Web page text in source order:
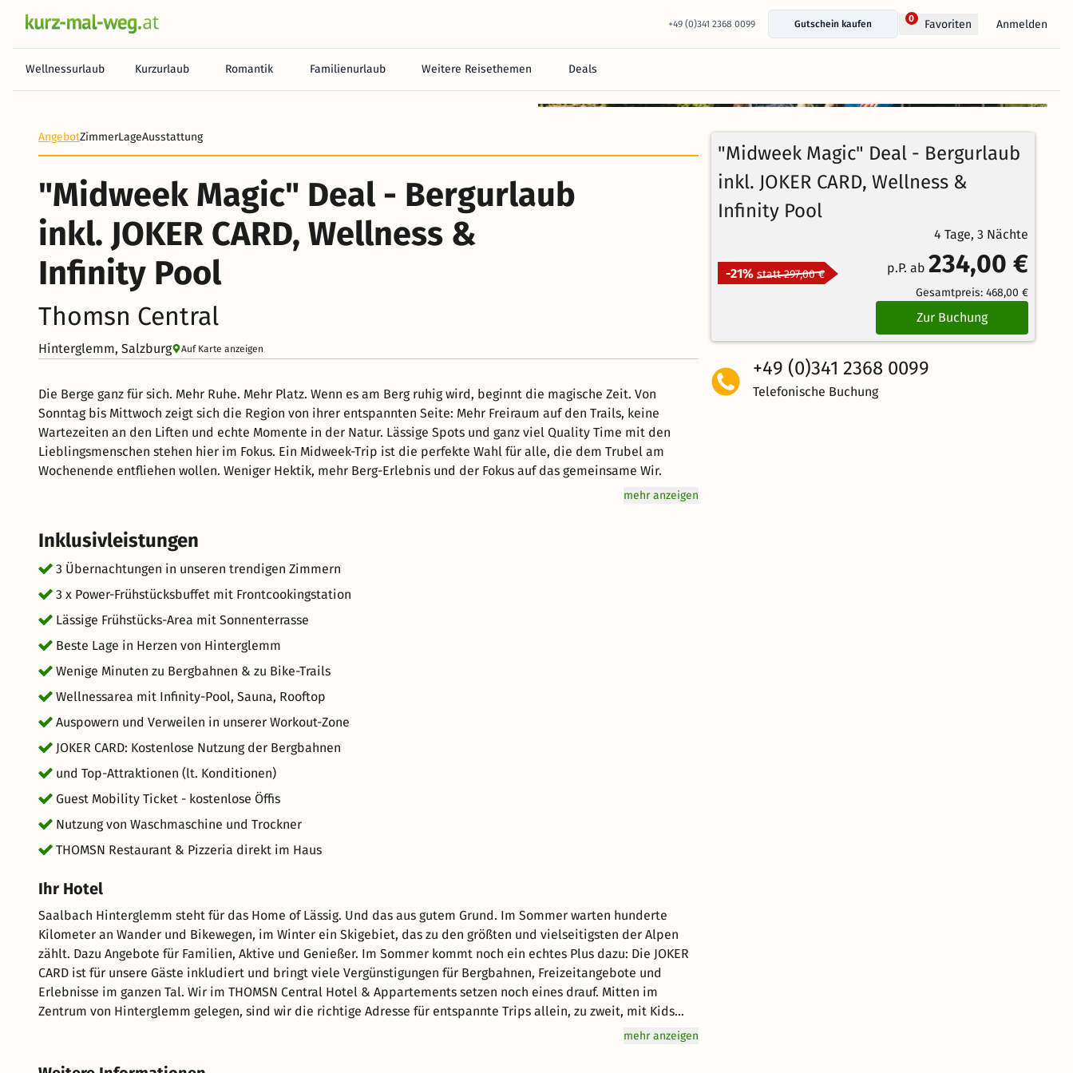
+49 (0)341 2368 0099 Gutschein kaufen
0 Favoriten Anmelden
Wellnessurlaub Kurzurlaub Romantik Familienurlaub Weitere Reisethemen Deals
Heute noch keine Zahlung erforderlich! Zahlen Sie bequem im Hotel.
AngebotZimmerLageAusstattung
"Midweek Magic" Deal - Bergurlaub
inkl. JOKER CARD, Wellness &
Infinity Pool
Thomsn Central
Hinterglemm, Salzburg Auf Karte anzeigen
Die Berge ganz für sich. Mehr Ruhe. Mehr Platz. Wenn es am Berg ruhig wird, beginnt die magische Zeit. Von
Sonntag bis Mittwoch zeigt sich die Region von ihrer entspannten Seite: Mehr Freiraum auf den Trails, keine
Wartezeiten an den Liften und echte Momente in der Natur. Lässige Spots und ganz viel Quality Time mit den
Lieblingsmenschen stehen hier im Fokus. Ein Midweek-Trip ist die perfekte Wahl für alle, die dem Trubel am
Wochenende entfliehen wollen. Weniger Hektik, mehr Berg-Erlebnis und der Fokus auf das gemeinsame Wir.
mehr anzeigen
Inklusivleistungen
3 Übernachtungen in unseren trendigen Zimmern
3 x Power-Frühstücksbuffet mit Frontcookingstation
Lässige Frühstücks-Area mit Sonnenterrasse
Beste Lage in Herzen von Hinterglemm
Wenige Minuten zu Bergbahnen & zu Bike-Trails
Wellnessarea mit Infinity-Pool, Sauna, Rooftop
Auspowern und Verweilen in unserer Workout-Zone
JOKER CARD: Kostenlose Nutzung der Bergbahnen
und Top-Attraktionen (lt. Konditionen)
Guest Mobility Ticket - kostenlose Öffis
Nutzung von Waschmaschine und Trockner
THOMSN Restaurant & Pizzeria direkt im Haus
Ihr Hotel
Saalbach Hinterglemm steht für das Home of Lässig. Und das aus gutem Grund. Im Sommer warten hunderte
Kilometer an Wander und Bikewegen, im Winter ein Skigebiet, das zu den größten und vielseitigsten der Alpen
zählt. Dazu Angebote für Familien, Aktive und Genießer. Im Sommer kommt noch ein echtes Plus dazu: Die JOKER
CARD ist für unsere Gäste inkludiert und bringt viele Vergünstigungen für Bergbahnen, Freizeitangebote und
Erlebnisse im ganzen Tal. Wir im THOMSN Central Hotel & Appartements setzen noch eines drauf. Mitten im
Zentrum von Hinterglemm gelegen, sind wir die richtige Adresse für entspannte Trips allein, zu zweit, mit Kids
bewusst ruhig gehalten. Dezente Farben, klare Linien und verschiedene Kategorien machen sie zu echten
mehr anzeigen
"Midweek Magic" Deal - Bergurlaub
inkl. JOKER CARD, Wellness &
Infinity Pool
4 Tage, 3 Nächte
-21% statt 297,00 € p.P. ab 234,00 €
Gesamtpreis: 468,00 €
Zur Buchung
+49 (0)341 2368 0099
Telefonische Buchung